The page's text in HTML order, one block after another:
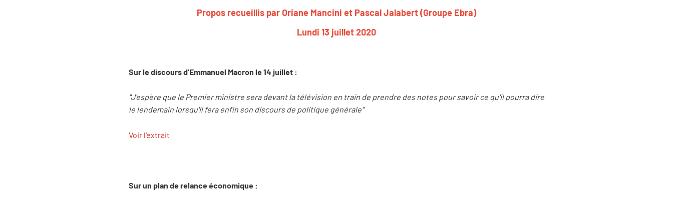
Propos recueillis par Oriane Mancini et Pascal Jalabert (Groupe Ebra)
Lundi 13 juillet 2020
Sur le discours d'Emmanuel Macron le 14 juillet :
"J'espère que le Premier ministre sera devant la télévision en train de prendre des notes pour savoir ce qu'il pourra dire
le lendemain lorsqu'il fera enfin son discours de politique générale"
Voir l'extrait
Sur un plan de relance économique :